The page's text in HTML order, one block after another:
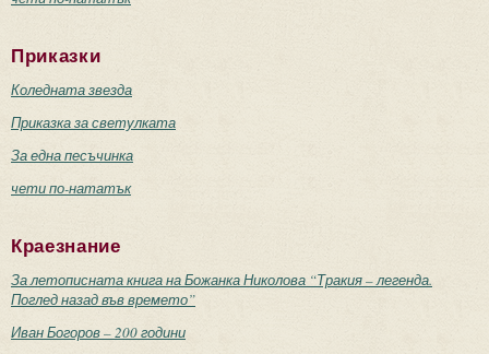
Приказки
Коледната звезда
Приказка за светулката
За една песъчинка
чети по-нататък
Краезнание
За летописната книга на Божанка Николова “Тракия – легенда.
Поглед назад във времето”
Иван Богоров – 200 години